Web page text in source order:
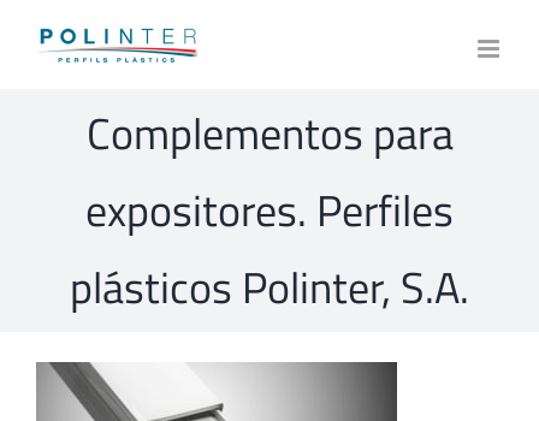
Complementos para
expositores. Perfiles
plásticos Polinter, S.A.